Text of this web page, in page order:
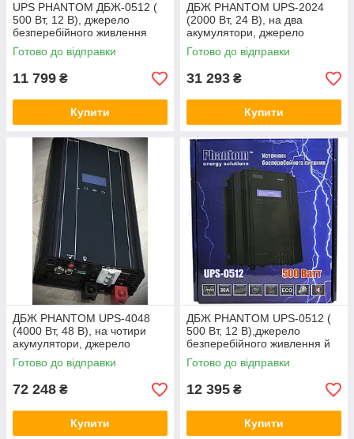
UPS PHANTOM ДБЖ-0512 (
500 Вт, 12 В), джерело
безперебійного живлення
Готово до відправки
11 799 ₴
Купити
ДБЖ PHANTOM UPS-2024
(2000 Вт, 24 В), на два
акумулятори, джерело
безперебійного живлення
Готово до відправки
31 293 ₴
Купити
ДБЖ PHANTOM UPS-4048
(4000 Вт, 48 В), на чотири
акумулятори, джерело
безперебійного живлення
Готово до відправки
72 248 ₴
Купити
ДБЖ PHANTOM UPS-0512 (
500 Вт, 12 В),джерело
безперебійного живлення й
автономного живлення
Готово до відправки
12 395 ₴
Купити